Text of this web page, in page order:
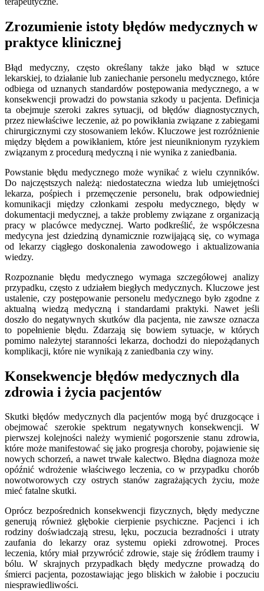
Zrozumienie istoty błędów medycznych w
praktyce klinicznej
Błąd medyczny, często określany także jako błąd w sztuce
lekarskiej, to działanie lub zaniechanie personelu medycznego, które
odbiega od uznanych standardów postępowania medycznego, a w
konsekwencji prowadzi do powstania szkody u pacjenta. Definicja
ta obejmuje szeroki zakres sytuacji, od błędów diagnostycznych,
przez niewłaściwe leczenie, aż po powikłania związane z zabiegami
chirurgicznymi czy stosowaniem leków. Kluczowe jest rozróżnienie
między błędem a powikłaniem, które jest nieuniknionym ryzykiem
związanym z procedurą medyczną i nie wynika z zaniedbania.
Powstanie błędu medycznego może wynikać z wielu czynników.
Do najczęstszych należą: niedostateczna wiedza lub umiejętności
lekarza, pośpiech i przemęczenie personelu, brak odpowiedniej
komunikacji między członkami zespołu medycznego, błędy w
dokumentacji medycznej, a także problemy związane z organizacją
pracy w placówce medycznej. Warto podkreślić, że współczesna
medycyna jest dziedziną dynamicznie rozwijającą się, co wymaga
od lekarzy ciągłego doskonalenia zawodowego i aktualizowania
wiedzy.
Rozpoznanie błędu medycznego wymaga szczegółowej analizy
przypadku, często z udziałem biegłych medycznych. Kluczowe jest
ustalenie, czy postępowanie personelu medycznego było zgodne z
aktualną wiedzą medyczną i standardami praktyki. Nawet jeśli
doszło do negatywnych skutków dla pacjenta, nie zawsze oznacza
to popełnienie błędu. Zdarzają się bowiem sytuacje, w których
pomimo należytej staranności lekarza, dochodzi do niepożądanych
komplikacji, które nie wynikają z zaniedbania czy winy.
Konsekwencje błędów medycznych dla
zdrowia i życia pacjentów
Skutki błędów medycznych dla pacjentów mogą być druzgocące i
obejmować szerokie spektrum negatywnych konsekwencji. W
pierwszej kolejności należy wymienić pogorszenie stanu zdrowia,
które może manifestować się jako progresja choroby, pojawienie się
nowych schorzeń, a nawet trwałe kalectwo. Błędna diagnoza może
opóźnić wdrożenie właściwego leczenia, co w przypadku chorób
nowotworowych czy ostrych stanów zagrażających życiu, może
mieć fatalne skutki.
Oprócz bezpośrednich konsekwencji fizycznych, błędy medyczne
generują również głębokie cierpienie psychiczne. Pacjenci i ich
rodziny doświadczają stresu, lęku, poczucia bezradności i utraty
zaufania do lekarzy oraz systemu opieki zdrowotnej. Proces
leczenia, który miał przywrócić zdrowie, staje się źródłem traumy i
bólu. W skrajnych przypadkach błędy medyczne prowadzą do
śmierci pacjenta, pozostawiając jego bliskich w żałobie i poczuciu
niesprawiedliwości.